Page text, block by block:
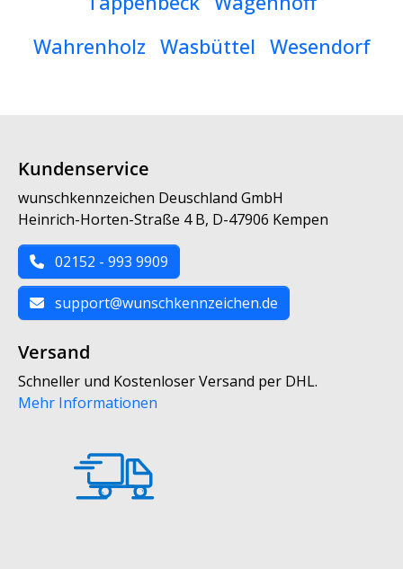
Wahrenholz Wasbüttel Wesendorf
Kundenservice
wunschkennzeichen Deuschland GmbH
Heinrich-Horten-Straße 4 B, D-47906 Kempen
02152 - 993 9909
support@wunschkennzeichen.de
Versand
Schneller und Kostenloser Versand per DHL.
Mehr Informationen